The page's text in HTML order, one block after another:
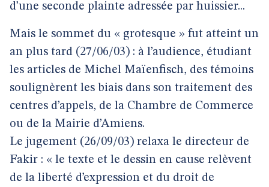
d’une seconde plainte adressée par huissier...
Mais le sommet du « grotesque » fut atteint un
an plus tard (27/06/03) : à l’audience, étudiant
les articles de Michel Maïenfisch, des témoins
soulignèrent les biais dans son traitement des
centres d’appels, de la Chambre de Commerce
ou de la Mairie d’Amiens.
Le jugement (26/09/03) relaxa le directeur de
Fakir : « le texte et le dessin en cause relèvent
de la liberté d’expression et du droit de